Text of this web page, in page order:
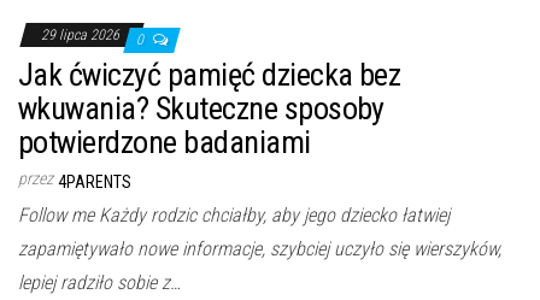
29 lipca 2026 0
Jak ćwiczyć pamięć dziecka bez
wkuwania? Skuteczne sposoby
potwierdzone badaniami
przez 4PARENTS
Follow me Każdy rodzic chciałby, aby jego dziecko łatwiej
zapamiętywało nowe informacje, szybciej uczyło się wierszyków,
lepiej radziło sobie z…